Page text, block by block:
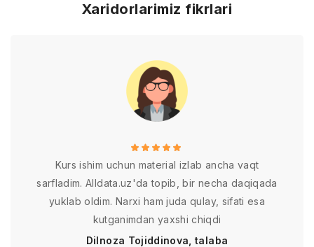
Xaridorlarimiz fikrlari
Kurs ishim uchun material izlab ancha vaqt
sarfladim. Alldata.uz'da topib, bir necha daqiqada
yuklab oldim. Narxi ham juda qulay, sifati esa
kutganimdan yaxshi chiqdi
Dilnoza Tojiddinova, talaba